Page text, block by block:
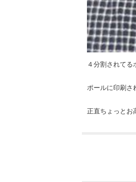
４分割されてる
ポールに印刷さ
正直ちょっとお